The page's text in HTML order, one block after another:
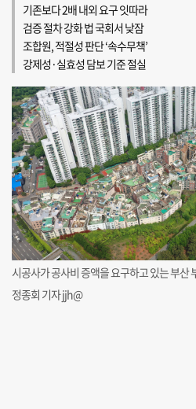
기존보다 2배 내외 요구 잇따라
검증 절차 강화 법 국회서 낮잠
조합원, 적절성 판단 ‘속수무책’
강제성·실효성 담보 기준 절실
시공사가 공사비 증액을 요구하고 있는 부산
정종회 기자 jjh@